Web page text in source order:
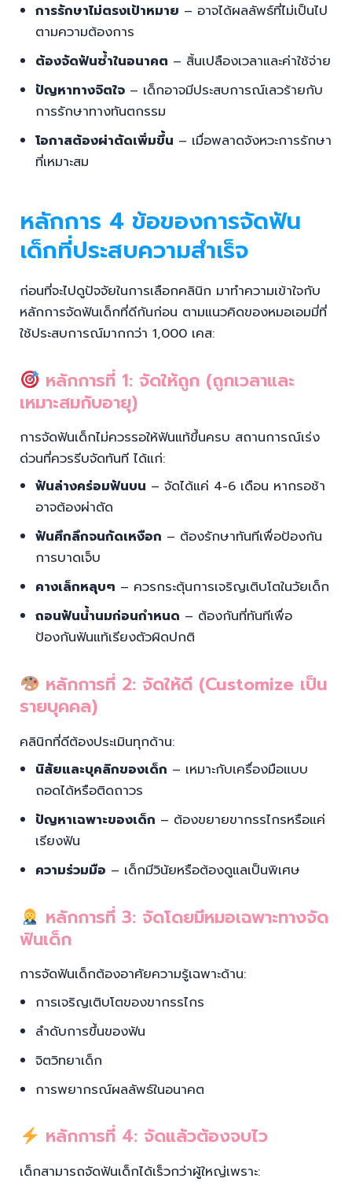
การรักษาไม่ตรงเป้าหมาย – อาจได้ผลลัพธ์ที่ไม่เป็นไป
ตามความต้องการ
ต้องจัดฟันซ้ำในอนาคต – สิ้นเปลืองเวลาและค่าใช้จ่าย
ปัญหาทางจิตใจ – เด็กอาจมีประสบการณ์เลวร้ายกับ
การรักษาทางทันตกรรม
โอกาสต้องผ่าตัดเพิ่มขึ้น – เมื่อพลาดจังหวะการรักษา
ที่เหมาะสม
หลักการ 4 ข้อของการจัดฟัน
เด็กที่ประสบความสำเร็จ
ก่อนที่จะไปดูปัจจัยในการเลือกคลินิก มาทำความเข้าใจกับ
หลักการจัดฟันเด็กที่ดีกันก่อน ตามแนวคิดของหมอเอมมี่ที่
ใช้ประสบการณ์มากกว่า 1,000 เคส:
หลักการที่ 1: จัดให้ถูก (ถูกเวลาและ
เหมาะสมกับอายุ)
การจัดฟันเด็กไม่ควรรอให้ฟันแท้ขึ้นครบ สถานการณ์เร่ง
ด่วนที่ควรรีบจัดทันที ได้แก่:
ฟันล่างคร่อมฟันบน – จัดได้แค่ 4-6 เดือน หากรอช้า
อาจต้องผ่าตัด
ฟันศึกลึกจนกัดเหงือก – ต้องรักษาทันทีเพื่อป้องกัน
การบาดเจ็บ
คางเล็กหลุบๆ – ควรกระตุ้นการเจริญเติบโตในวัยเด็ก
ถอนฟันน้ำนมก่อนกำหนด – ต้องกันที่ทันทีเพื่อ
ป้องกันฟันแท้เรียงตัวผิดปกติ
หลักการที่ 2: จัดให้ดี (Customize เป็น
รายบุคคล)
คลินิกที่ดีต้องประเมินทุกด้าน:
นิสัยและบุคลิกของเด็ก – เหมาะกับเครื่องมือแบบ
ถอดได้หรือติดถาวร
ปัญหาเฉพาะของเด็ก – ต้องขยายขากรรไกรหรือแค่
เรียงฟัน
ความร่วมมือ – เด็กมีวินัยหรือต้องดูแลเป็นพิเศษ
หลักการที่ 3: จัดโดยมีหมอเฉพาะทางจัด
ฟันเด็ก
การจัดฟันเด็กต้องอาศัยความรู้เฉพาะด้าน:
การเจริญเติบโตของขากรรไกร
ลำดับการขึ้นของฟัน
จิตวิทยาเด็ก
การพยากรณ์ผลลัพธ์ในอนาคต
หลักการที่ 4: จัดแล้วต้องจบไว
เด็กสามารถจัดฟันเด็กได้เร็วกว่าผู้ใหญ่เพราะ: